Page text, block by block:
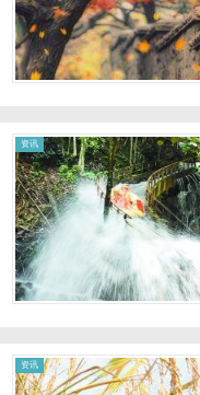
资讯
资讯